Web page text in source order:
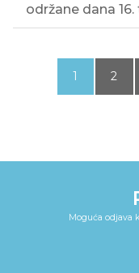
održane dana
1 2
Moguća odjava